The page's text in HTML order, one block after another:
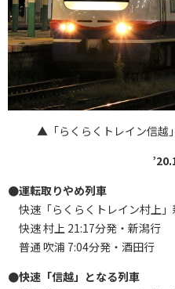
▲「らくらくトレイン信越
●運転取りやめ列車
快速「らくらくトレイン村上
快速 村上 21:17分発・新潟行
普通 吹浦 7:04分発・酒田行
●快速「信越」となる列車